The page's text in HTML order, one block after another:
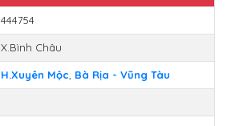
444754
X.Bình Châu
H.Xuyên Mộc Bà Rịa - Vũng Tàu